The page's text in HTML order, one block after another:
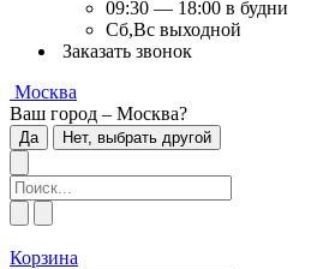
09:30 — 18:00 в будни
Сб,Вс выходной
Заказать звонок
Москва
Ваш город – Москва?
Да Нет, выбрать другой
Корзина